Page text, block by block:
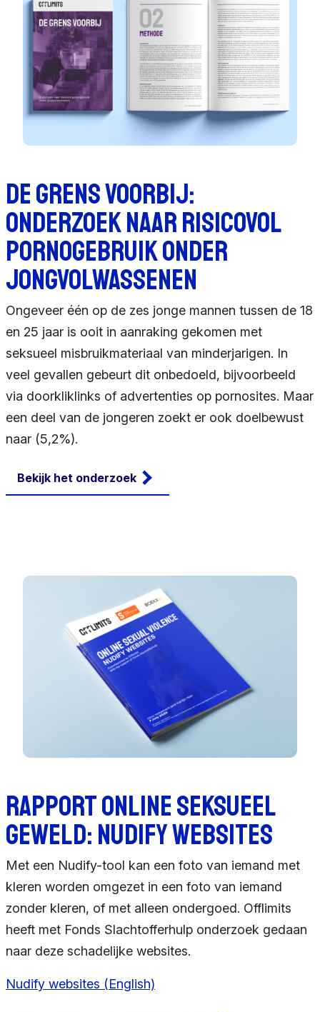
Sponsors en
donoren
Raad van
Toezicht
Steun ons
De grens voorbij:
onderzoek naar risicovol
pornogebruik onder
jongvolwassenen
Ongeveer één op de zes jonge mannen tussen de 18
en 25 jaar is ooit in aanraking gekomen met
seksueel misbruikmateriaal van minderjarigen. In
veel gevallen gebeurt dit onbedoeld, bijvoorbeeld
via doorkliklinks of advertenties op pornosites. Maar
een deel van de jongeren zoekt er ook doelbewust
naar (5,2%).
Bekijk het onderzoek
Rapport online seksueel
geweld: Nudify websites
Met een Nudify-tool kan een foto van iemand met
kleren worden omgezet in een foto van iemand
zonder kleren, of met alleen ondergoed. Offlimits
heeft met Fonds Slachtofferhulp onderzoek gedaan
naar deze schadelijke websites.
Nudify websites (English)